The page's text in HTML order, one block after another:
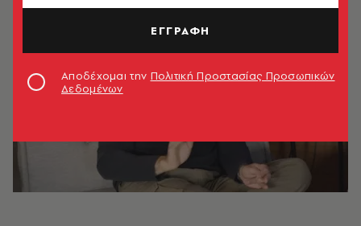
ΕΓΓΡΑΦΗ
Αποδέχομαι την Πολιτική Προστασίας Προσωπικών
Δεδομένων